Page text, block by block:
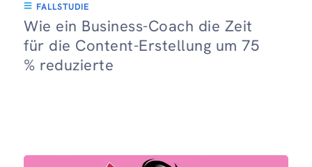
FALLSTUDIE
Wie ein Business-Coach die Zeit
für die Content-Erstellung um 75
% reduzierte